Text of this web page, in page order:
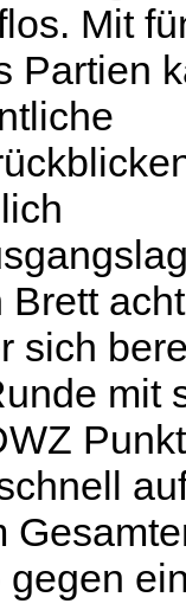
Mit
Partien
Brett
sich
mit